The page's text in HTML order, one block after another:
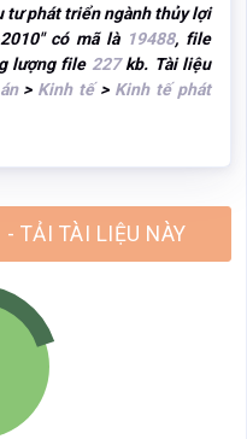
tư phát triển ngành thủy lợi
" có mã là 19488, file
lượng file 227kb. Tài liệu
> Kinh tế> Kinh tế phát
- TẢI TÀI LIỆU NÀY